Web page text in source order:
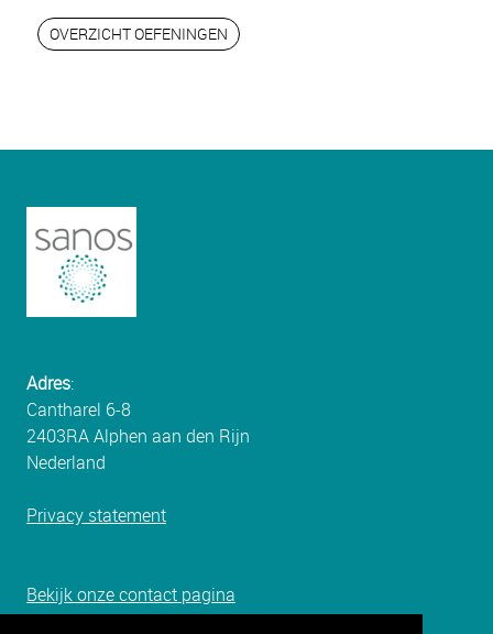
OVERZICHT OEFENINGEN
Adres:
Cantharel 6-8
2403RA Alphen aan den Rijn
Nederland
Privacy statement
Bekijk onze contact pagina